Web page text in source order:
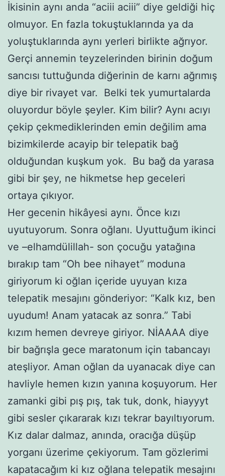
İkisinin aynı anda “aciii aciii” diye geldiği hiç
olmuyor. En fazla tokuştuklarında ya da
yoluştuklarında aynı yerleri birlikte ağrıyor.
Gerçi annemin teyzelerinden birinin doğum
sancısı tuttuğunda diğerinin de karnı ağrımış
diye bir rivayet var. Belki tek yumurtalarda
oluyordur böyle şeyler. Kim bilir? Aynı acıyı
çekip çekmediklerinden emin değilim ama
bizimkilerde acayip bir telepatik bağ
olduğundan kuşkum yok. Bu bağ da yarasa
gibi bir şey, ne hikmetse hep geceleri
ortaya çıkıyor.
Her gecenin hikâyesi aynı. Önce kızı
uyutuyorum. Sonra oğlanı. Uyuttuğum ikinci
ve –elhamdülillah- son çocuğu yatağına
bırakıp tam “Oh bee nihayet” moduna
giriyorum ki oğlan içeride uyuyan kıza
telepatik mesajını gönderiyor: “Kalk kız, ben
uyudum! Anam yatacak az sonra.” Tabi
kızım hemen devreye giriyor. NİAAAA diye
bir bağrışla gece maratonum için tabancayı
ateşliyor. Aman oğlan da uyanacak diye can
havliyle hemen kızın yanına koşuyorum. Her
zamanki gibi pış pış, tak tuk, donk, hiayyyt
gibi sesler çıkararak kızı tekrar bayıltıyorum.
Kız dalar dalmaz, anında, oracığa düşüp
yorganı üzerime çekiyorum. Tam gözlerimi
kapatacağım ki kız oğlana telepatik mesajını